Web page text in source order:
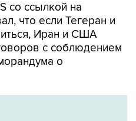
со ссылкой на
что если Тегеран и
Иран и США
с соблюдением
о